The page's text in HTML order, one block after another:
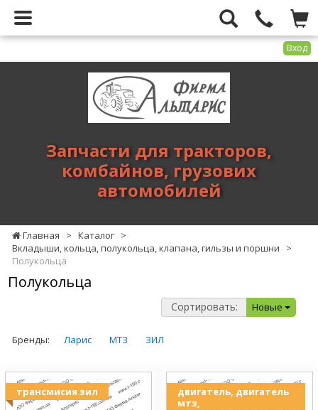
Вход
тракторов,
комбайнов,
Запчасти для тракторов,
комбайнов, грузових
автомобилей
Главная > Каталог >
Вкладыши, кольца, полукольца, клапана, гильзы и поршни
>
Полукольца
Полукольца
Сортировать: Новые
Бренды: Ларис МТЗ ЗИЛ
трансмисия зил
двигатель, двигатель
мтз,